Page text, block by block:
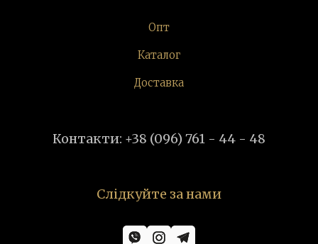
Опт
Каталог
Доставка
Контакти: +38 (096) 761 - 44 - 48
Слідкуйте за нами